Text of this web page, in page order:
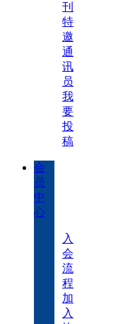
刊
特
邀
通
讯
员
我
要
投
稿
会
员
中
心
入
会
流
程
加
入